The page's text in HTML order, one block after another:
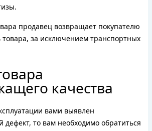
продавец возвращает покупателю
товара, за исключением транспортных
качества
вами выявлен
дефект, то вам необходимо обратиться